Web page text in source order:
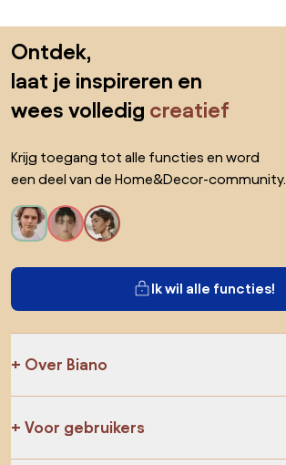
Ontdek,
laat je inspireren en
wees volledig creatief
Krijg toegang tot alle functies en word
een deel van de Home&Decor-community.
Ik wil alle functies!
Over Biano
Voor gebruikers